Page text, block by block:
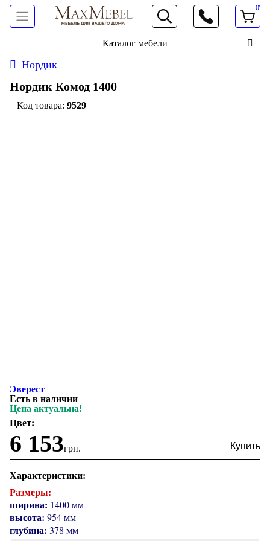
066 472 19 61
0
Каталог мебели
Нордик
Нордик Комод 1400
9529
Эверест
Есть в наличии
Цена актуальна!
Цвет:
6 153грн.
Характеристики:
Размеры:
ширина: 1400 мм
высота: 954 мм
глубина: 378 мм